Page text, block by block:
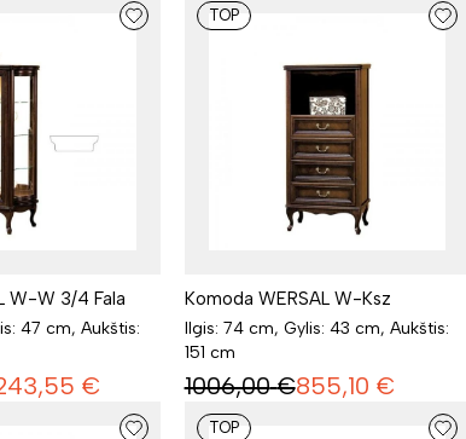
W-W 3/4 Fala
47 cm, Aukštis:
€
TOP
Komoda WERSAL W-Ksz
Ilgis: 74 cm, Gylis: 43 cm, Aukštis:
151 cm
1006,00 €855,10 €
TOP